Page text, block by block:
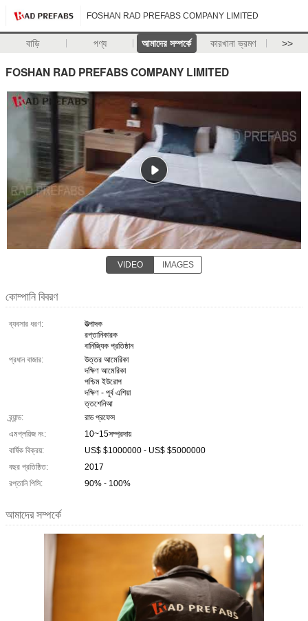
FOSHAN RAD PREFABS COMPANY LIMITED
বাড়ি পণ্য আমাদের সম্পর্কে কারখানা ভ্রমণ >>
FOSHAN RAD PREFABS COMPANY LIMITED
VIDEO IMAGES
কোম্পানি বিবরণ
ব্যবসার ধরণ:
উত্পাদক
রপ্তানিকারক
বানিজ্যিক প্রতিষ্ঠান
প্রধান বাজার:
উত্তর আমেরিকা
দক্ষিণ আমেরিকা
পশ্চিম ইউরোপ
দক্ষিণ - পূর্ব এশিয়া
ত্তশেনিআ
ব্র্যান্ড:
রাড প্রফেস
এমপ্লয়িজ নং:
10~15সম্প্রদায়
বার্ষিক বিক্রয়:
US$ $1000000 - US$ $5000000
বছর প্রতিষ্ঠিত:
2017
রপ্তানি পিসি:
90% - 100%
আমাদের সম্পর্কে